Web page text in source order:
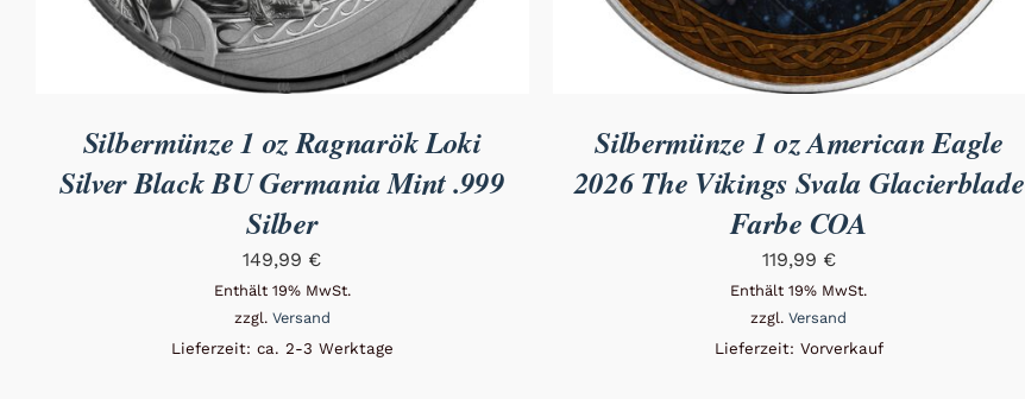
Silbermünze 1 oz Ragnarök Loki
Silver Black BU Germania Mint .999
Silber
149,99 €
Enthält 19% MwSt.
zzgl. Versand
Lieferzeit: ca. 2-3 Werktage
Silbermünze 1 oz American Eagle
2026 The Vikings Svala Glacierblade
Farbe COA
119,99 €
Enthält 19% MwSt.
zzgl.Versand
Lieferzeit: Vorverkauf